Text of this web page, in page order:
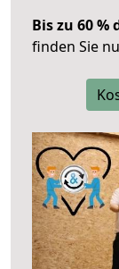
Bis zu 60
finden Sie